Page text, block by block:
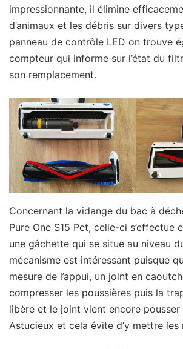
impressionnante, il élimine
d’animaux et les débris sur divers
panneau de contrôle LED on trouve
compteur qui informe sur l’état du
son remplacement.
Concernant la vidange du bac à
Pure One S15 Pet, celle-ci s’effectue
une gâchette qui se situe au niveau
mécanisme est intéressant puisque
mesure de l’appui, un joint en
compresser les poussières puis la
libère et le joint vient encore pousser
Astucieux et cela évite d’y mettre les